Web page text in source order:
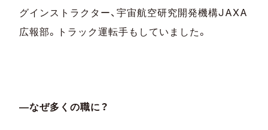
グインストラクター、宇宙航空研究開発機構JAXA
広報部。トラック運転手もしていました。
―なぜ多くの職に？